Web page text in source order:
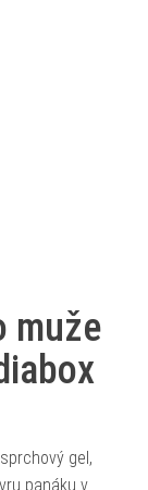
muže
gel,
panáku v